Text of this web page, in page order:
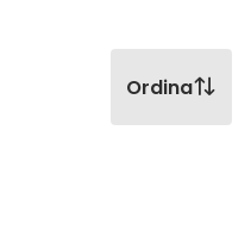
Ordina